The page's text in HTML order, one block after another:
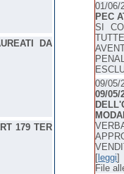
DA
179 TER
01/
PEC
SI
09/
09/
[ leggi]
File